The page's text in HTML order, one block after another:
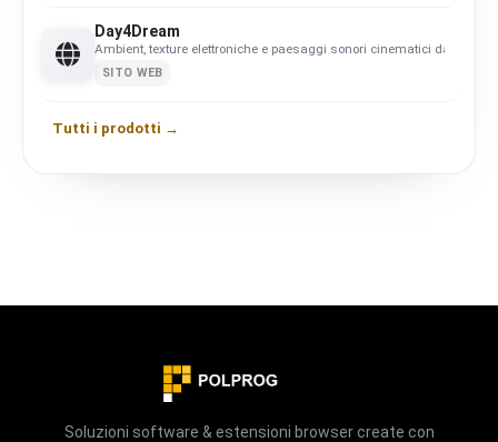
Day4Dream
Ambient, texture elettroniche e paesaggi sonori cinematici dal 2008.
SITO WEB
Tutti i prodotti →
Soluzioni software & estensioni browser create con